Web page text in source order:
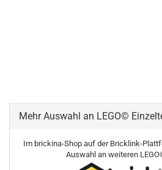
Mehr Auswahl an LEGO©
Im brickina-Shop auf der Bricklink-
Auswahl an weiteren